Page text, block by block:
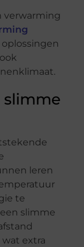
verwarming
slimme
leren
te
slimme
extra